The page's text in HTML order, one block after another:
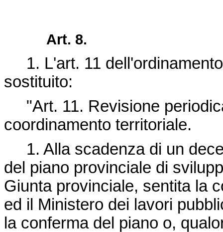
Art. 8.
1. L'art. 11
sostituito:
"Art. 11. Revisione
coordinamento territoriale.
1. Alla scadenza di un
del piano provinciale di
Giunta provinciale, sentita la
ed il Ministero dei lavori
la conferma del piano o,